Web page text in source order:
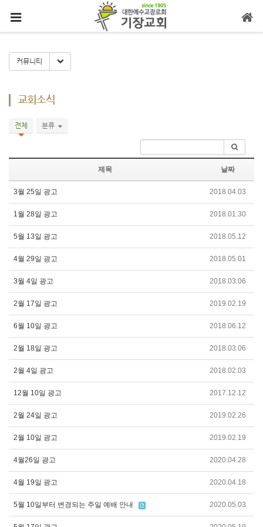
커뮤니티 Toggle Dropdown
교회소식
전체 분류
제목 날짜
3월 25일 광고 2018.04.03
1월 28일 광고 2018.01.30
5월 13일 광고 2018.05.12
4월 29일 광고 2018.05.01
3월 4일 광고 2018.03.06
2월 17일 광고 2019.02.19
6월 10일 광고 2018.06.12
2월 18일 광고 2018.03.06
2월 4일 광고 2018.02.03
12월 10일 광고 2017.12.12
2월 24일 광고 2019.02.26
2월 10일 광고 2019.02.19
4월26일 광고 2020.04.28
4월 19일 광고 2020.04.18
5월 10일부터 변경되는 주일 예배 안내 2020.05.03